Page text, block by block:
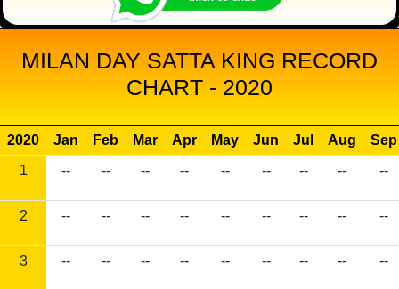
MILAN DAY SATTA KING RECORD
CHART - 2020
2020 Jan Feb Mar Apr May Jun Jul Aug
Sep
1
-- -- -- -- -- -- -- -- --
2 -- -- -- -- -- -- -- -- --
3 -- -- -- -- -- -- -- -- --